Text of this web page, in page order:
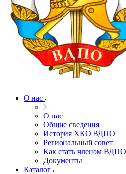
О нас
О нас
Общие сведения
История ХКО ВДПО
Региональный совет
Как стать членом ВДПО
Документы
Каталог